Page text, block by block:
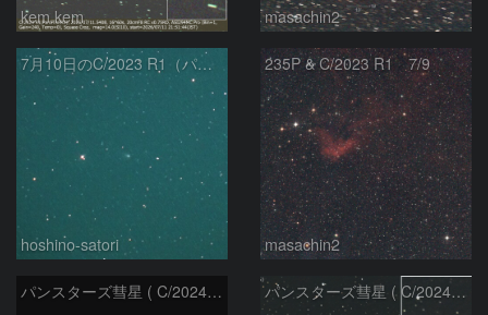
kem.kem masachin2
7月10日のC/2023 R1（パンスターズ彗星）
hoshino-satori
235P & C/2023 R1 7/9
masachin2
パンスターズ彗星 ( C/2024R4 )：2026/06/28 パンスターズ彗星 ( C/2024G4 )の予報位置：2026/06/23